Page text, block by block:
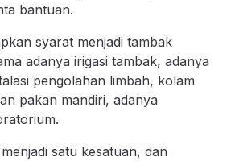
bantuan.
syarat menjadi tambak
adanya irigasi tambak, adanya
pengolahan limbah, kolam
pakan mandiri, adanya
satu kesatuan, dan